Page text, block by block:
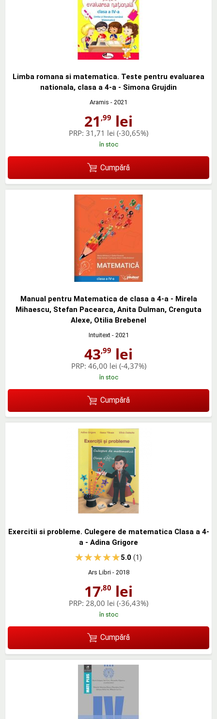
Limba romana si matematica. Teste pentru evaluarea
nationala, clasa a 4-a - Simona Grujdin
Aramis - 2021
21 ,99 lei
PRP: 31,71 lei (-30,65%)
în stoc
Cumpără
Manual pentru Matematica de clasa a 4-a - Mirela
Mihaescu, Stefan Pacearca, Anita Dulman, Crenguta
Alexe, Otilia Brebenel
Intuitext- 2021
43,99 lei
PRP: 46,00 lei (-4,37%)
în stoc
Cumpără
Exercitii si probleme. Culegere de matematica Clasa a 4-
a - Adina Grigore
5.0(1)
Ars Libri- 2018
17,80 lei
PRP: 28,00 lei (-36,43%)
în stoc
Cumpără